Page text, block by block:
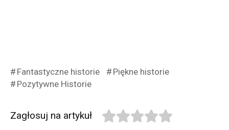
Fantastyczne historie
Piękne historie
Pozytywne Historie
Zagłosuj na artykuł